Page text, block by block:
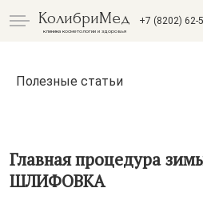
КолибриМед
клиника косметологии и здоровья
+7 (8202) 62-
Полезные статьи
Главная процедура
ШЛИФОВКА